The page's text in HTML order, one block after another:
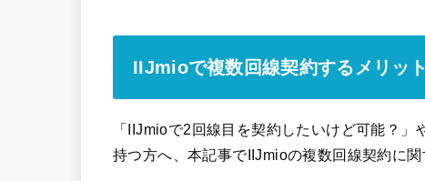
IIJmioで複数回線契約するメリッ
「IIJmioで2回線目を契約したいけど可能？
持つ方へ、本記事でIIJmioの複数回線契約に関